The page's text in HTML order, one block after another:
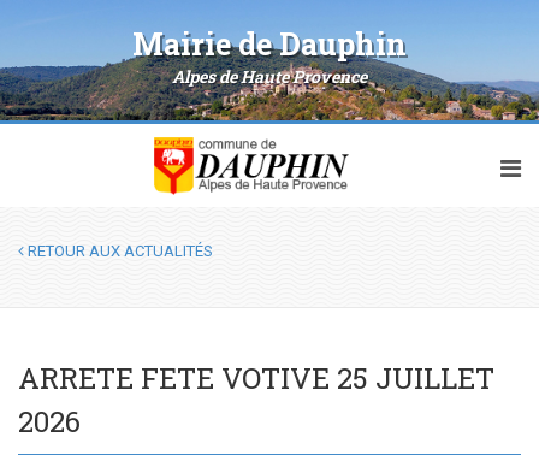
Mairie de Dauphin
Alpes de Haute Provence
RETOUR AUX ACTUALITÉS
ARRETE FETE VOTIVE 25 JUILLET
2026